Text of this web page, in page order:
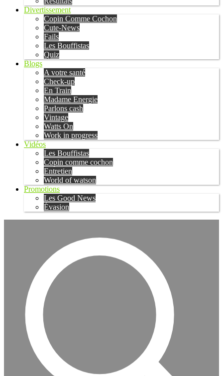
Divertissement
Copin Comme Cochon
Cute-News
Fails
Les Bouffistas
Quiz
Blogs
A votre santé
Check-up
En Train
Madame Energie
Parlons cash
Vintage
Watts On
Work in progress
Vidéos
Les Bouffistas
Copin comme cochon
Entretien
World of watson
Promotions
Les Good News
Évasion